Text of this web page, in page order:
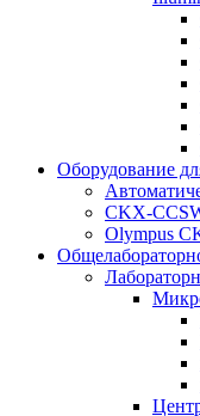
Оборудование
CKX-
Olympus